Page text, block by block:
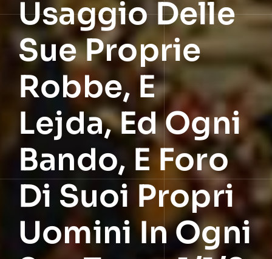
Usaggio Delle
Sue Proprie
Robbe, E
Lejda, Ed Ogni
Bando, E Foro
Di Suoi Propri
Uomini In Ogni